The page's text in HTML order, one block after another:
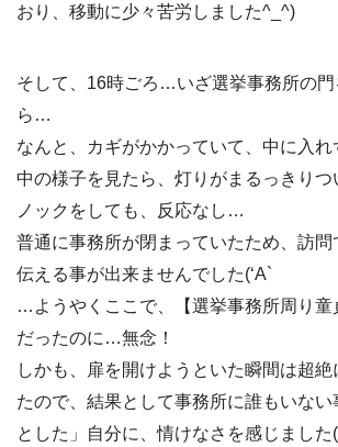
おり、移動に少々苦労しました^_^)
そして、16時ごろ…いざ選挙事務所の門
ら…
なんと、カギがかかっていて、中に入れ
中の様子を見たら、灯りがまるっきりつ
ノックをしても、反応なし…
普通に事務所が閉まっていたため、訪問
伝える事が出来ませんでした(‘A`
…ようやくここで、【選挙事務所周り童
だったのに…無念！
しかも、扉を開けようといた瞬間は超
たので、結果として事務所に誰もいない
とした」自分に、情けなさを感じました